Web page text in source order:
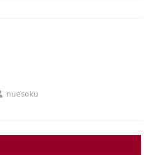
nuesoku